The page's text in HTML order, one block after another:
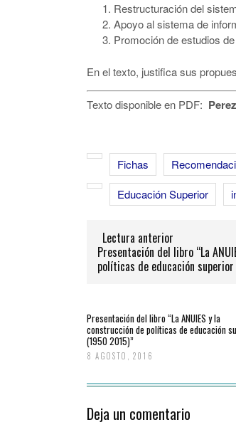
Restructuración del
Apoyo al sistema de
Promoción de estudios
En el texto, justifica sus
Texto disponible en PDF:
Fichas
Educación Superior
Lectura anterior
Presentación del libro “La
políticas de educación
Presentación del libro “La ANUIES y la
construcción de políticas de educación
(1950 2015)”
8 AGOSTO, 2016
Deja un comentario